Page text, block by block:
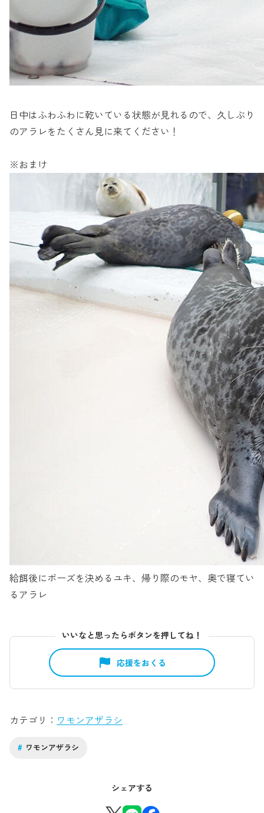
日中はふわふわに乾いている状態が見れるので、久しぶり
のアラレをたくさん見に来てください！
※おまけ
給餌後にポーズを決めるユキ、帰り際のモヤ、奥で寝てい
るアラレ
いいなと思ったらボタンを押してね！
応援をおくる
カテゴリ ワモンアザラシ
# ワモンアザラシ
シェアする